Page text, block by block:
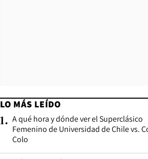
LO MÁS LEÍDO
1. A qué hora y dónde ver el Superclásico
Femenino de Universidad de Chile vs.
Colo